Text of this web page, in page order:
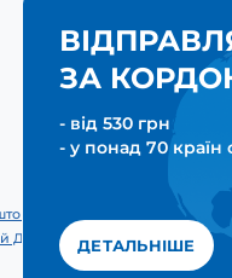
Мова для
& Транспортні послуги.
Дім «Міст Експрес».
ЗА
- від 530 грн
- у понад 70 країн
ДЕТАЛЬНІШЕ